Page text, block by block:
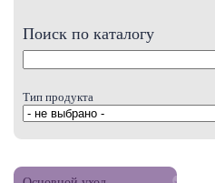
Поиск по каталогу
Тип продукта